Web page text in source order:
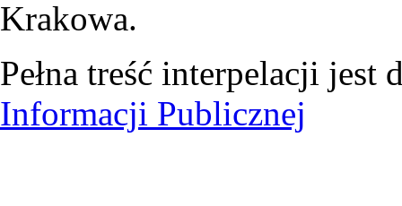
Krakowa.
Pełna treść interpelacji jest
Informacji Publicznej